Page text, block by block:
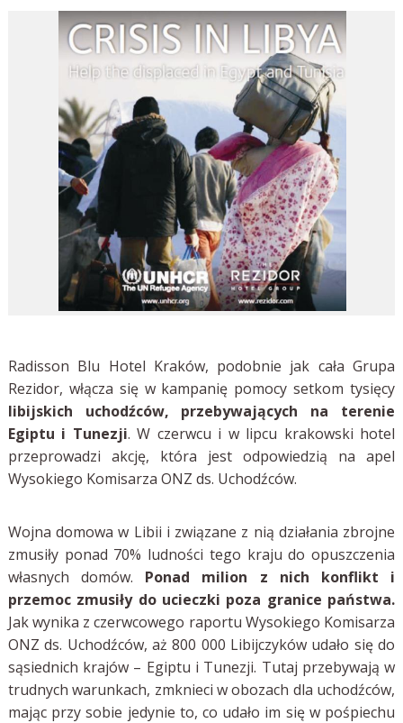
Radisson Blu Hotel Kraków, podobnie jak cała Grupa
Rezidor, włącza się w kampanię pomocy setkom tysięcy
libijskich uchodźców, przebywających na terenie
Egiptu i Tunezji. W czerwcu i w lipcu krakowski hotel
przeprowadzi akcję, która jest odpowiedzią na apel
Wysokiego Komisarza ONZ ds. Uchodźców.
Wojna domowa w Libii i związane z nią działania zbrojne
zmusiły ponad 70% ludności tego kraju do opuszczenia
własnych domów. Ponad milion z nich konflikt i
przemoc zmusiły do ucieczki poza granice państwa.
Jak wynika z czerwcowego raportu Wysokiego Komisarza
ONZ ds. Uchodźców, aż 800 000 Libijczyków udało się do
sąsiednich krajów – Egiptu i Tunezji. Tutaj przebywają w
trudnych warunkach, zmknieci w obozach dla uchodźców,
mając przy sobie jedynie to, co udało im się w pośpiechu